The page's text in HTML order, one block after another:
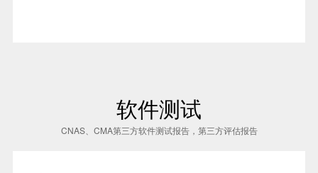
软件测试
CNAS、CMA第三方软件测试报告，第三方评估报告